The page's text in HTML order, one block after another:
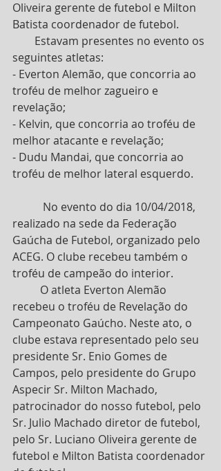
Oliveira gerente de futebol e Milton
Batista coordenador de futebol.
seguintes atletas:
- Everton Alemão, que concorria ao
troféu de melhor zagueiro e
revelação;
- Kelvin, que concorria ao troféu de
melhor atacante e revelação;
- Dudu Mandai, que concorria ao
troféu de melhor lateral esquerdo.
realizado na sede da Federação
Gaúcha de Futebol, organizado pelo
ACEG. O clube recebeu também o
troféu de campeão do interior.
recebeu o troféu de Revelação do
Campeonato Gaúcho. Neste ato, o
clube estava representado pelo seu
presidente Sr. Enio Gomes de
Campos, pelo presidente do Grupo
Aspecir Sr. Milton Machado,
patrocinador do nosso futebol, pelo
Sr. Julio Machado diretor de futebol,
pelo Sr. Luciano Oliveira gerente de
futebol e Milton Batista coordenador